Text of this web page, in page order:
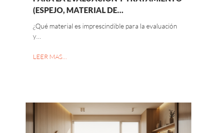
(ESPEJO, MATERIAL DE…
¿Qué material es imprescindible para la evaluación
y…
LEER MAS…